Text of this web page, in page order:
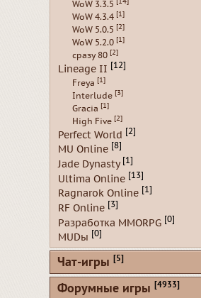
WoW 3.3.5
WoW 4.3.4 [1]
WoW 5.0.5 [2]
WoW 5.2.0 [1]
сразу 80 [2]
Lineage II [12]
Freya [1]
Interlude [3]
Gracia [1]
High Five [2]
Perfect World [2]
MU Online [8]
Jade Dynasty [1]
Ultima Online [13]
Ragnarok Online [1]
RF Online [3]
Разработка MMORPG [0]
MUDы [0]
Чат-игры [5]
Форумные игры [4933]